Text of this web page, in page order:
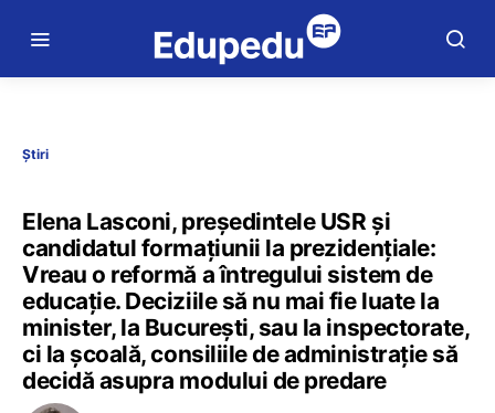
Știri
Elena Lasconi, președintele USR și
candidatul formațiunii la prezidențiale:
Vreau o reformă a întregului sistem de
educație. Deciziile să nu mai fie luate la
minister, la București, sau la inspectorate,
ci la școală, consiliile de administrație să
decidă asupra modului de predare